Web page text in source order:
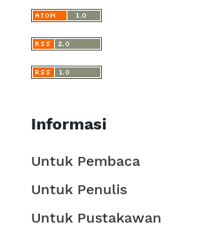
Informasi
Untuk Pembaca
Untuk Penulis
Untuk Pustakawan